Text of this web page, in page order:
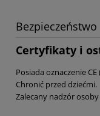
Bezpieczeństwo
Certyfikaty i
Posiada oznaczenie
Chronić przed dziećmi.
Zalecany nadzór osoby